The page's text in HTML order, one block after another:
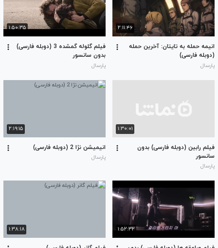
۲:۱۱:۴۶
انیمه حمله به تایتان: آخرین حمله
(دوبله فارسی)
پارسال
۱:۵۰:۳۵
فیلم گلوله گمشده 3 (دوبله فارسی)
بدون سانسور
پارسال
۱:۳۰:۰۱
فیلم رابین (دوبله فارسی) بدون
سانسور
پارسال
۲:۱۹:۱۵
انیمیشن نژا 2 (دوبله فارسی)
پارسال
۱:۵۲:۳۲ ۱:۳۸:۱۸